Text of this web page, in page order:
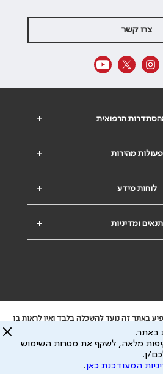
צרו קשר
+ הרפואית
+ פעולות מהירות
+ לוחות מידע
+ תנאים ומדיניות
באתר זה נועד להשכלה בלבד ואין לראות בו
אחראית לתוכן המתפרסם באתר זה ולכל נזק
שעלול להיגרם.
אישי לצורך מתן השרות וכי חלק ממנו עשוי
הכל בכפוף למדיניות הפרטיות
באתר.
מלאה, לשקף את מטרות השימוש
ן.
המעודכנת כאן.